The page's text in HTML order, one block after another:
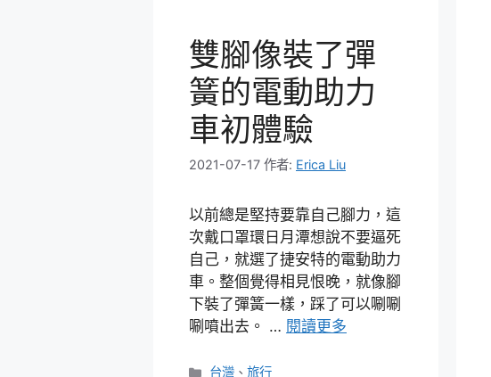
雙腳像裝了彈
簧的電動助力
車初體驗
2021-07-17 作者: Erica Liu
以前總是堅持要靠自己腳力，這
次戴口罩環日月潭想說不要逼死
自己，就選了捷安特的電動助力
車。整個覺得相見恨晚，就像腳
下裝了彈簧一樣，踩了可以唰唰
唰噴出去。 … 閱讀更多
分
台灣 、旅行